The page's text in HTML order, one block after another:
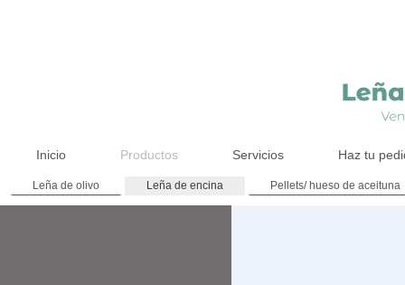
Inicio Productos Servicios Haz tu
Leña de olivo Leña de encina Pellets/ hueso de aceituna